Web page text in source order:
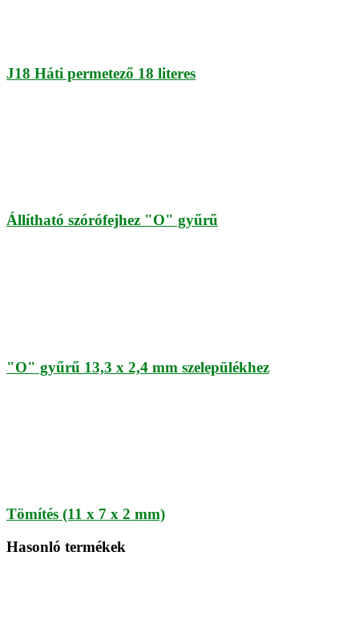
J18 Háti permetező 18 literes
Állítható szórófejhez "O" gyűrű
"O" gyűrű 13,3 x 2,4 mm szelepülékhez
Tömítés (11 x 7 x 2 mm)
Hasonló termékek